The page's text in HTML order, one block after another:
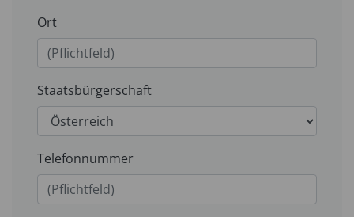
Ort
Staatsbürgerschaft
Telefonnummer